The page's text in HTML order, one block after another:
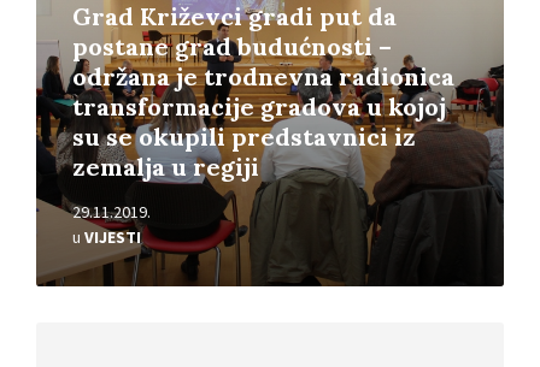
Grad Križevci gradi put da
postane grad budućnosti –
održana je trodnevna radionica
transformacije gradova u kojoj
su se okupili predstavnici iz
zemalja u regiji
29.11.2019.
u VIJESTI